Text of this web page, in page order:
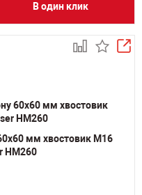
В один клик
мм хвостовик M16
HM260